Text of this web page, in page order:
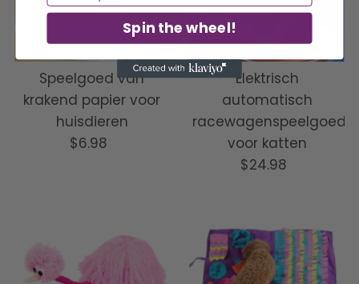
Speelgoed van
krakend papier voor
huisdieren
Normale
$6.98
Elektrisch
automatisch
racewagenspeelgoed
voor katten
Normale
$24.98
Spin the wheel!